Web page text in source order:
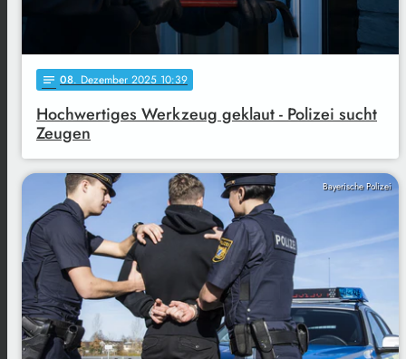
notes 08. Dezember 2025 10:39
Hochwertiges Werkzeug geklaut - Polizei sucht
Zeugen
Bayerische Polizei